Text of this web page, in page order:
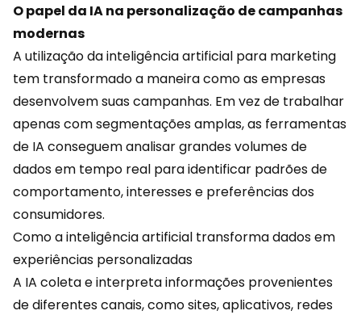
O papel da IA na personalização de campanhas
modernas
A utilização da inteligência artificial para marketing
tem transformado a maneira como as empresas
desenvolvem suas campanhas. Em vez de trabalhar
apenas com segmentações amplas, as ferramentas
de IA conseguem analisar grandes volumes de
dados em tempo real para identificar padrões de
comportamento, interesses e preferências dos
consumidores.
Como a inteligência artificial transforma dados em
experiências personalizadas
A IA coleta e interpreta informações provenientes
de diferentes canais, como sites, aplicativos, redes